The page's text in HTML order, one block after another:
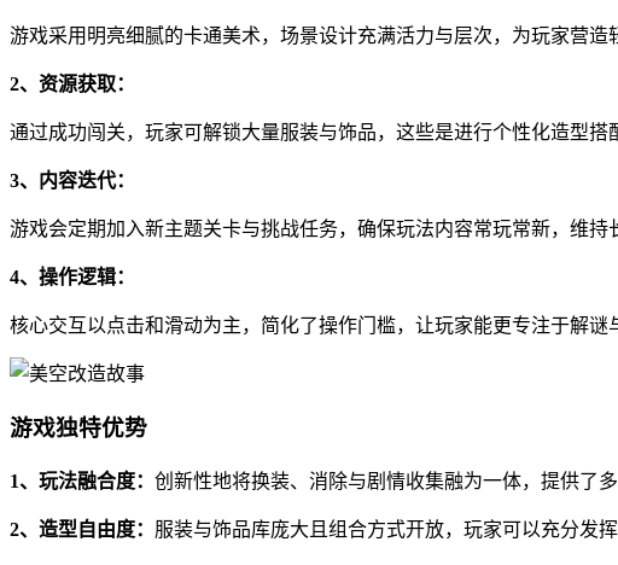
游戏采用明亮细腻的卡通美术，场景设计充满活力与层次，为玩家营造
2、资源获取：
通过成功闯关，玩家可解锁大量服装与饰品，这些是进行个性化造型搭
3、内容迭代：
游戏会定期加入新主题关卡与挑战任务，确保玩法内容常玩常新，维持
4、操作逻辑：
核心交互以点击和滑动为主，简化了操作门槛，让玩家能更专注于解谜
游戏独特优势
1、玩法融合度： 创新性地将换装、消除与剧情收集融为一体，提供了
2、造型自由度： 服装与饰品库庞大且组合方式开放，玩家可以充分发